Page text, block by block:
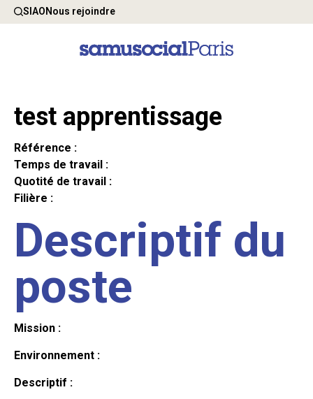
SIAONous rejoindre
test apprentissage
Référence :
Temps de travail :
Quotité de travail :
Filière :
Descriptif du
poste
Mission :
Environnement :
Descriptif :